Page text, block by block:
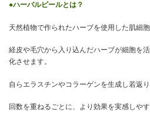
●ハーバルピールとは？
天然植物で作られたハーブを使用した肌細
経皮や毛穴から入り込んだハーブが細胞を
化させます。
自らエラスチンやコラーゲンを生成し若返
回数を重ねるごとに、より効果を実感しやす